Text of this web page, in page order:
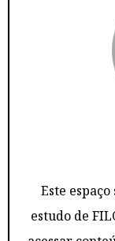
Este
estudo de